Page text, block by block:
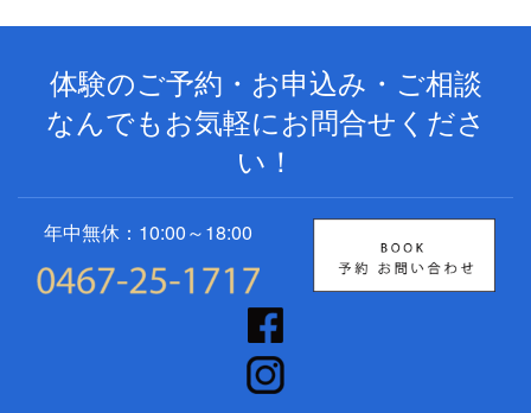
体験のご予約・お申込み・ご相談
なんでもお気軽にお問合せくださ
い！
年中無休：10:00～18:00